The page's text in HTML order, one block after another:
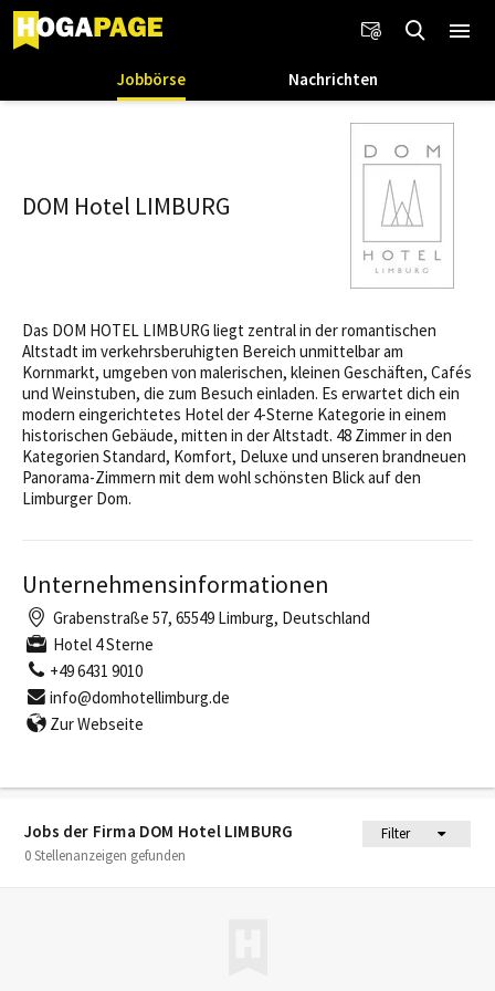
Jobbörse Nachrichten
Jobs der Firma DOM Hotel LIMBURG
Filter
0 Stellenanzeigen gefunden
DOM Hotel LIMBURG
Das DOM HOTEL LIMBURG liegt zentral in der romantischen
Altstadt im verkehrsberuhigten Bereich unmittelbar am
Kornmarkt, umgeben von malerischen, kleinen Geschäften, Cafés
und Weinstuben, die zum Besuch einladen. Es erwartet dich ein
modern eingerichtetes Hotel der 4-Sterne Kategorie in einem
historischen Gebäude, mitten in der Altstadt. 48 Zimmer in den
Kategorien Standard, Komfort, Deluxe und unseren brandneuen
Panorama-Zimmern mit dem wohl schönsten Blick auf den
Limburger Dom.
Unternehmensinformationen
Grabenstraße 57, 65549 Limburg, Deutschland
Hotel 4 Sterne
+49 6431 9010
info@domhotellimburg.de
Zur Webseite